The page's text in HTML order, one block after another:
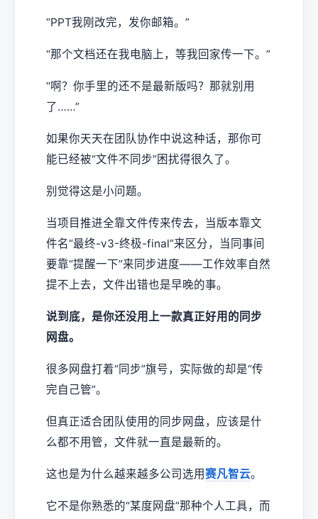
“PPT我刚改完，发你邮箱。”
“那个文档还在我电脑上，等我回家传一下。”
“啊？你手里的还不是最新版吗？那就别用
了……”
如果你天天在团队协作中说这种话，那你可
能已经被“文件不同步”困扰得很久了。
别觉得这是小问题。
当项目推进全靠文件传来传去，当版本靠文
件名“最终-v3-终极-final”来区分，当同事间
要靠“提醒一下”来同步进度——工作效率自然
提不上去，文件出错也是早晚的事。
说到底，是你还没用上一款真正好用的同步
网盘。
很多网盘打着“同步”旗号，实际做的却是“传
完自己管”。
但真正适合团队使用的同步网盘，应该是什
么都不用管，文件就一直是最新的。
这也是为什么越来越多公司选用赛凡智云。
它不是你熟悉的“某度网盘”那种个人工具，而